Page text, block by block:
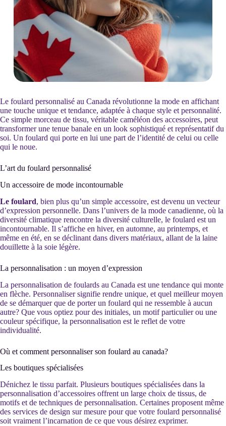
Le foulard personnalisé au Canada révolutionne la mode en affichant
une touche unique et tendance, adaptée à chaque style et personnalité.
Ce simple morceau de tissu, véritable caméléon des accessoires, peut
transformer une tenue banale en un look sophistiqué et représentatif du
soi. Un foulard qui porte en lui une part de l’identité de celui ou celle
qui le noue.
L’art du foulard personnalisé
Un accessoire de mode incontournable
Le foulard, bien plus qu’un simple accessoire, est devenu un vecteur
d’expression personnelle. Dans l’univers de la mode canadienne, où la
diversité climatique rencontre la diversité culturelle, le foulard est un
incontournable. Il s’affiche en hiver, en automne, au printemps, et
même en été, en se déclinant dans divers matériaux, allant de la laine
douillette à la soie légère.
La personnalisation : un moyen d’expression
La personnalisation de foulards au Canada est une tendance qui monte
en flèche. Personnaliser signifie rendre unique, et quel meilleur moyen
de se démarquer que de porter un foulard qui ne ressemble à aucun
autre? Que vous optiez pour des initiales, un motif particulier ou une
couleur spécifique, la personnalisation est le reflet de votre
individualité.
Où et comment personnaliser son foulard au canada?
Les boutiques spécialisées
Dénichez le tissu parfait. Plusieurs boutiques spécialisées dans la
personnalisation d’accessoires offrent un large choix de tissus, de
motifs et de techniques de personnalisation. Certaines proposent même
des services de design sur mesure pour que votre foulard personnalisé
soit vraiment l’incarnation de ce que vous désirez exprimer.